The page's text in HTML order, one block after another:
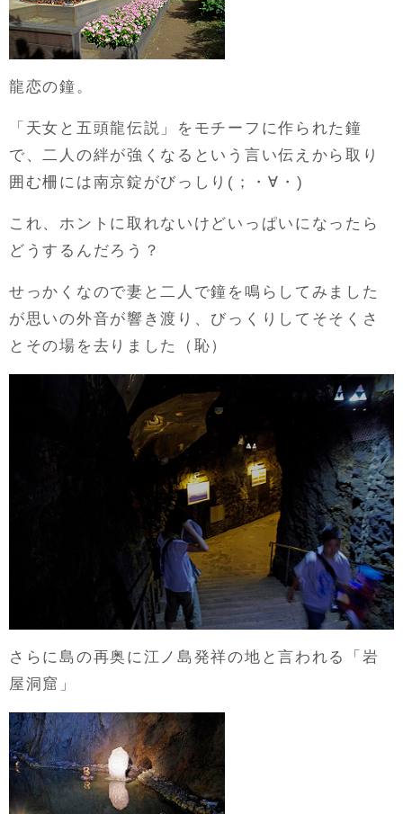
龍恋の鐘。
「天女と五頭龍伝説」をモチーフに作られた鐘
で、二人の絆が強くなるという言い伝えから取り
囲む柵には南京錠がびっしり(；・∀・)
これ、ホントに取れないけどいっぱいになったら
どうするんだろう？
せっかくなので妻と二人で鐘を鳴らしてみました
が思いの外音が響き渡り、びっくりしてそそくさ
とその場を去りました（恥）
さらに島の再奥に江ノ島発祥の地と言われる「岩
屋洞窟」